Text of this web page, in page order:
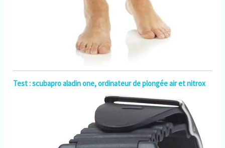
Test : scubapro aladin one, ordinateur de plongée air et nitrox